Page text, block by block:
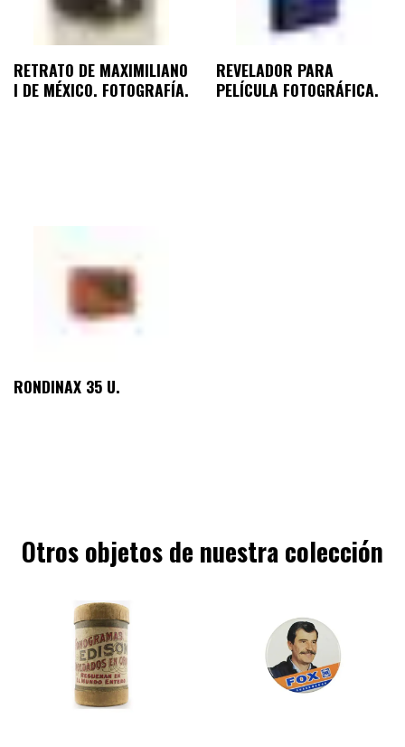
RETRATO DE MAXIMILIANO
I DE MÉXICO. FOTOGRAFÍA.
REVELADOR PARA
PELÍCULA FOTOGRÁFICA.
RONDINAX 35 U.
Otros objetos de nuestra colección